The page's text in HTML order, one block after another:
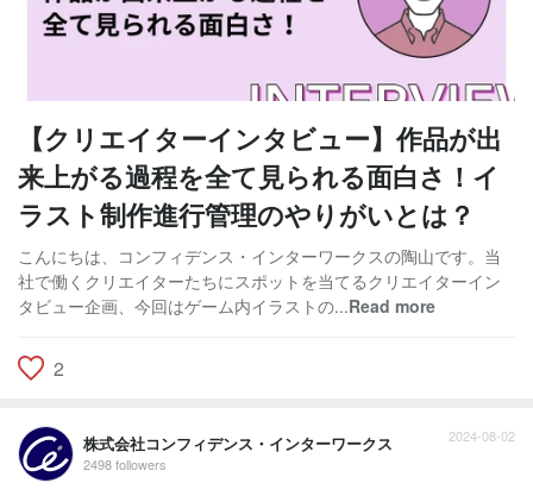
【クリエイターインタビュー】作品が出
来上がる過程を全て見られる面白さ！イ
ラスト制作進行管理のやりがいとは？
こんにちは、コンフィデンス・インターワークスの陶山です。当
社で働くクリエイターたちにスポットを当てるクリエイターイン
タビュー企画、今回はゲーム内イラストの...Read more
2
株式会社コンフィデンス・インターワークス
2498 followers
2024-08-02